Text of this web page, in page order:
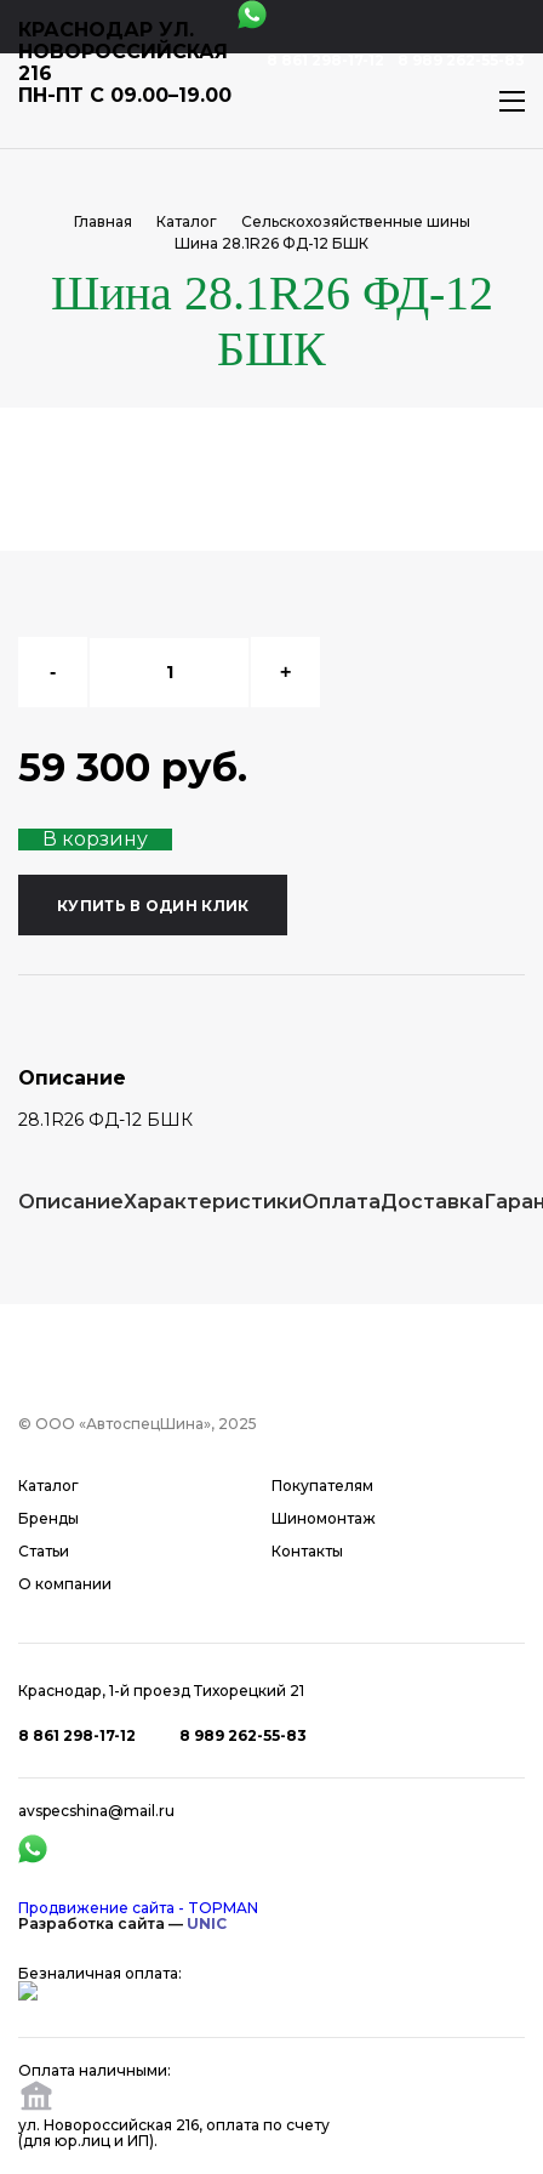
КРАСНОДАР УЛ.
НОВОРОССИЙСКАЯ
216
ПН-ПТ С 09.00–19.00
8 861 298-17-12 8 989 262-55-83
Главная Каталог
Сельскохозяйственные шины
Шина 28.1R26 ФД-12 БШК
Шина 28.1R26 ФД-12
БШК
- +
59 300 руб.
В корзину
КУПИТЬ В ОДИН КЛИК
Описание
28.1R26 ФД-12 БШК
ОписаниеХарактеристикиОплатаДоставка
© ООО «АвтоспецШина», 2025
Каталог
Бренды
Статьи
О компании
Покупателям
Шиномонтаж
Контакты
Краснодар, 1-й проезд Тихорецкий 21
8 861 298-17-12 8 989 262-55-83
avspecshina@mail.ru
Продвижение сайта - TOPMAN
Разработка сайта — UNIC
Безналичная оплата:
Оплата наличными:
ул. Новороссийская 216, оплата по счету
(для юр.лиц и ИП).